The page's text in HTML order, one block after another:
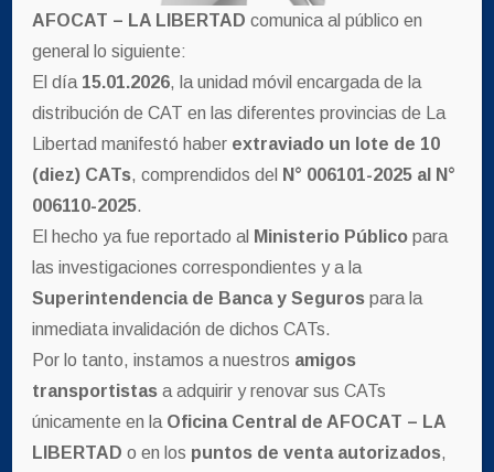
Afíliate con prima justa.
Leer mas
Vehículo Asegurado
Afilia tu vehículo y obtén tu tranquilidad.
Atención Inmediata
accidente y llegamos a ti.
leer mas
AFOCAT – LA LIBERTAD comunica al público en
general lo siguiente:
El día 15.01.2026, la unidad móvil encargada de la
distribución de CAT en las diferentes provincias de La
Libertad manifestó haber extraviado un lote de 10
(diez) CATs, comprendidos del
N° 006101-2025 al N°
006110-2025.
El hecho ya fue reportado al Ministerio Público para
las investigaciones correspondientes y a la
Superintendencia de Banca y Seguros para la
inmediata invalidación de dichos CATs.
Por lo tanto, instamos a nuestros amigos
transportistas a adquirir y renovar sus CATs
únicamente en la Oficina Central de AFOCAT – LA
LIBERTAD o en los puntos de venta autorizados,